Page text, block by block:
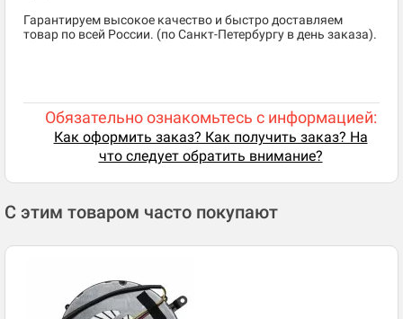
Гарантируем высокое качество и быстро доставляем
товар по всей России. (по Санкт-Петербургу в день заказа).
Обязательно ознакомьтесь с информацией:
Как оформить заказ? Как получить заказ? На
что следует обратить внимание?
С этим товаром часто покупают